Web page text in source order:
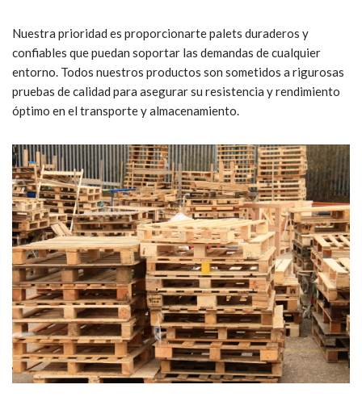
Nuestra prioridad es proporcionarte palets duraderos y
confiables que puedan soportar las demandas de cualquier
entorno. Todos nuestros productos son sometidos a rigurosas
pruebas de calidad para asegurar su resistencia y rendimiento
óptimo en el transporte y almacenamiento.